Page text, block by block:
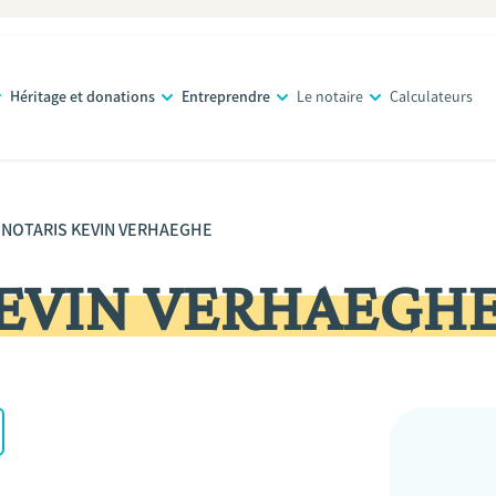
Héritage et donations Entreprendre Le notaire Calculateurs
NOTARIS KEVIN VERHAEGHE